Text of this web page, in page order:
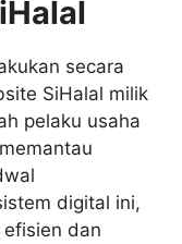
secara
SiHalal milik
pelaku usaha
digital ini,
dan